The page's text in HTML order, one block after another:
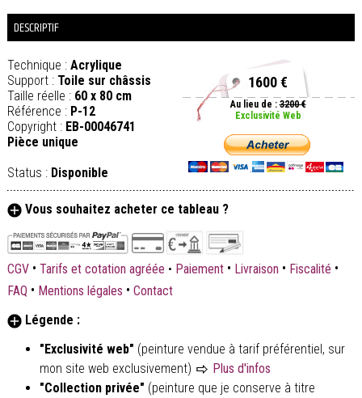
DESCRIPTIF
Technique : Acrylique
Support : Toile sur châssis
Taille réelle : 60 x 80 cm
Référence : P-12
Copyright : EB-00046741
Pièce unique
Status : Disponible
1600 €
Au lieu de :3200 €
Exclusivité Web
Vous souhaitez acheter ce tableau ?
CGV • Tarifs et cotation agréée • Paiement • Livraison • Fiscalité •
FAQ • Mentions légales • Contact
Légende :
"Exclusivité web" (peinture vendue à tarif préférentiel, sur
mon site web exclusivement)
Plus d'infos
"Collection privée" (peinture que je conserve à titre